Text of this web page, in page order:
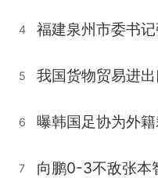
4 福建泉州市委书
5 我国货物贸易进
6
7 向鹏0-3不敌张本